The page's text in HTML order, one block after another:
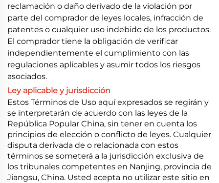
reclamación o daño derivado de la violación por
parte del comprador de leyes locales, infracción de
patentes o cualquier uso indebido de los productos.
El comprador tiene la obligación de verificar
independientemente el cumplimiento con las
regulaciones aplicables y asumir todos los riesgos
asociados.
Ley aplicable y jurisdicción
Estos Términos de Uso aquí expresados se regirán y
se interpretarán de acuerdo con las leyes de la
República Popular China, sin tener en cuenta los
principios de elección o conflicto de leyes. Cualquier
disputa derivada de o relacionada con estos
términos se someterá a la jurisdicción exclusiva de
los tribunales competentes en Nanjing, provincia de
Jiangsu, China. Usted acepta no utilizar este sitio en